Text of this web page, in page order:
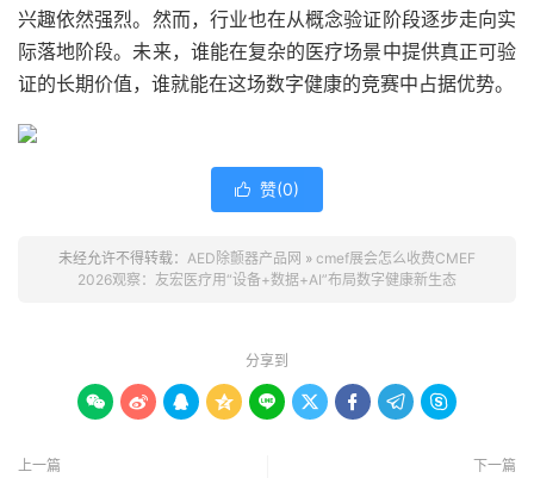
兴趣依然强烈。然而，行业也在从概念验证阶段逐步走向实
际落地阶段。未来，谁能在复杂的医疗场景中提供真正可验
证的长期价值，谁就能在这场数字健康的竞赛中占据优势。
 赞(0)
未经允许不得转载： AED除颤器产品网 » cmef展会怎么收费CMEF
2026观察：友宏医疗用“设备+数据+AI”布局数字健康新生态
分享到
        
上一篇 下一篇